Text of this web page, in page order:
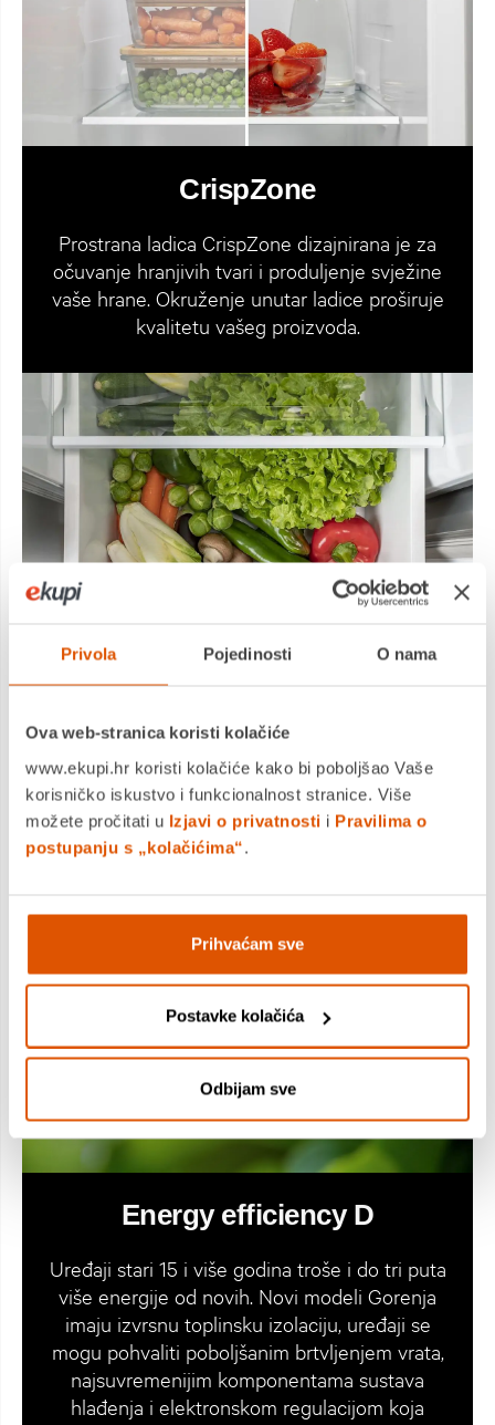
Privola Pojedinosti O nama
Ova web-stranica koristi kolačiće
www.ekupi.hr koristi kolačiće kako bi poboljšao Vaše
korisničko iskustvo i funkcionalnost stranice. Više
možete pročitati u Izjavi o privatnosti i Pravilima o
postupanju s „kolačićima“.
Prihvaćam sve
Postavke kolačića
Odbijam sve
CrispZone
Prostrana ladica CrispZone dizajnirana je za
očuvanje hranjivih tvari i produljenje svježine
vaše hrane. Okruženje unutar ladice proširuje
kvalitetu vašeg proizvoda.
U slučaju dulje odsutnosti, hladnjak se može
podesiti da radi u štednom načinu jer su vrata
cijelo vrijeme zatvorena.
Energy efficiency D
Uređaji stari 15 i više godina troše i do tri puta
više energije od novih. Novi modeli Gorenja
imaju izvrsnu toplinsku izolaciju, uređaji se
mogu pohvaliti poboljšanim brtvljenjem vrata,
najsuvremenijim komponentama sustava
hlađenja i elektronskom regulacijom koja